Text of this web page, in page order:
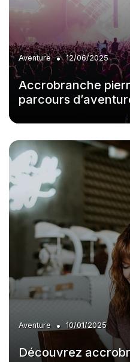
Aventure • 12/06/2025
Accrobranche
parcours
Aventure • 10/01/2025
Découvrez